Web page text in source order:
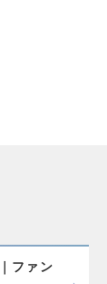
ファン